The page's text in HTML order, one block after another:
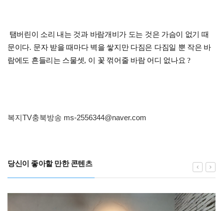
탬버린이 소리 내는 것과 바람개비가 도는 것은 가슴이 없기 때
문이다. 문자 받을 때마다 벽을 쌓지만 다짐은 다짐일 뿐 작은 바
람에도 흔들리는 스물셋, 이 꽃 꺾어줄 바람 어디 없나요 ?
복지TV충북방송 ms-2556344@naver.com
당신이 좋아할 만한 콘텐츠